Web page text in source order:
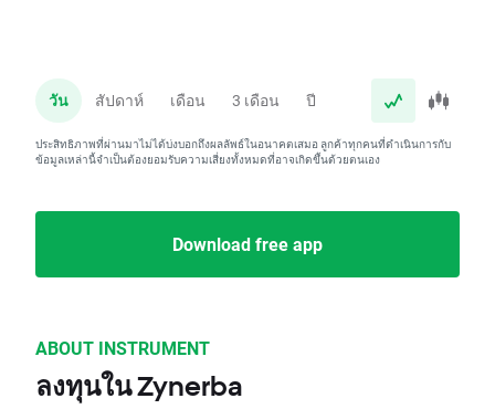
วัน สัปดาห์ เดือน 3 เดือน ปี
ประสิทธิภาพที่ผ่านมาไม่ได้บ่งบอกถึงผลลัพธ์ในอนาคตเสมอ ลูกค้าทุกคนที่ดำเนินการกับ
ข้อมูลเหล่านี้จำเป็นต้องยอมรับความเสี่ยงทั้งหมดที่อาจเกิดขึ้นด้วยตนเอง
Download free app
ABOUT INSTRUMENT
ลงทุนใน Zynerba